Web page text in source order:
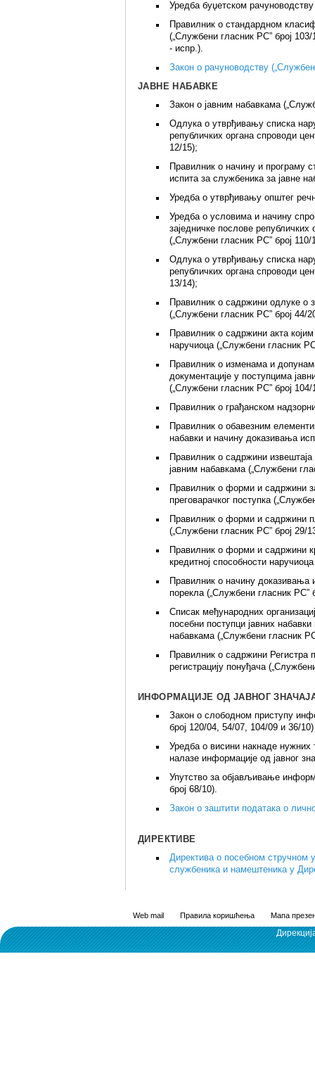
Уредба буџетском
Правилник о стандардном
(„Службени гласник РС” број
- испр.).
Закон о рачуноводству
ЈАВНЕ НАБАВКЕ
Закон о јавним набавкама
Одлука о утврђивању списка
републичких органа спроводи
12/15);
Правилник о начину и програму
испита за службеника за јавне
Уредба о утврђивању општег
Уредба о условима и начину
заједничке послове
(„Службени гласник РС” број
Одлука о утврђивању списка
републичких органа спроводи
13/14);
Правилник о садржини одлуке о
(„Службени гласник РС” број 44/
Правилник о садржини акта
наручиоца („Службени гласник
Правилник о изменама и
документације у поступцима
(„Службени гласник РС” број 104/
Правилник о грађанском
Правилник о обавезним
набавки и начину доказивања
Правилник о садржини
јавним набавкама („Службени
Правилник о форми и садржини
преговарачког поступка
Правилник о форми и садржини
(„Службени гласник РС” број 29/
Правилник о форми и садржини
кредитној способности
Правилник о начину
порекла („Службени гласник РС”
Списак међународних
посебни поступци јавних
набавкама („Службени гласник
Правилник о садржини Регистра
регистрацију понуђача
ИНФОРМАЦИЈЕ ОД ЈАВНОГ
Закон о слободном приступу
број 120/04, 54/07, 104/09 и 36/10)
Уредба о висини накнаде нужних
налазе информације од јавног
Упутство за објављивање
број 68/10).
Закон о заштити података о
ДИРЕКТИВE
Директива о посебном
службеника и намештеника у
Web mail Правила коришћења Мапа